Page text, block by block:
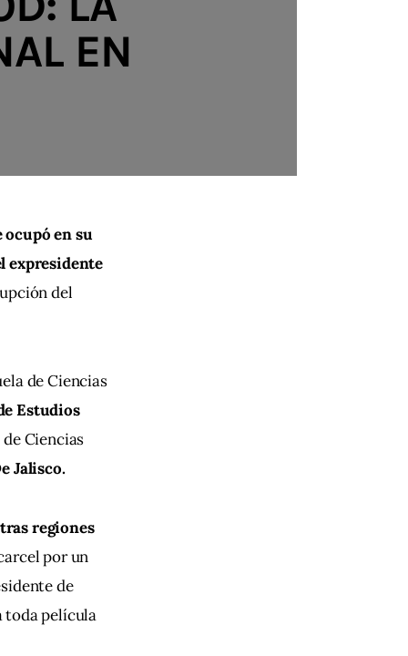
EN
ocupó en su
expresidente
del
de Ciencias
Estudios
Ciencias
Jalisco.
regiones
por un
de
toda película